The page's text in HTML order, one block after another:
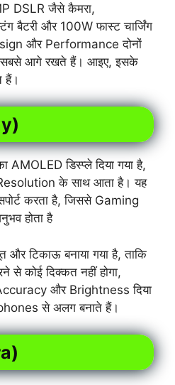
DSLR जैसे कैमरा,
बैटरी और 100W फास्ट चार्जिंग
और Performance दोनों
सबसे आगे रखते हैं। आइए, इसके
हैं।
AMOLED डिस्प्ले दिया गया है,
के साथ आता है। यह
करता है, जिससे Gaming
होता है
और टिकाऊ बनाया गया है, ताकि
कोई दिक्कत नहीं होगा,
और Brightness दिया
से अलग बनाते हैं।